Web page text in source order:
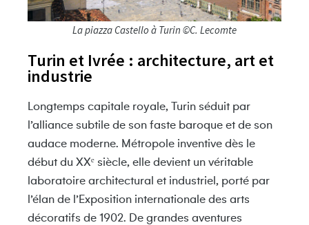
La piazza Castello à Turin ©C. Lecomte
Turin et Ivrée : architecture, art et
industrie
Longtemps capitale royale, Turin séduit par
l’alliance subtile de son faste baroque et de son
audace moderne. Métropole inventive dès le
début du XXᵉ siècle, elle devient un véritable
laboratoire architectural et industriel, porté par
l’élan de l’Exposition internationale des arts
décoratifs de 1902. De grandes aventures